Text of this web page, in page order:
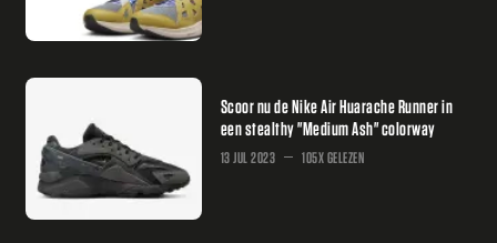
Scoor nu de Nike Air Huarache Runner in
een stealthy "Medium Ash" colorway
13 JUL 2023 105X GELEZEN